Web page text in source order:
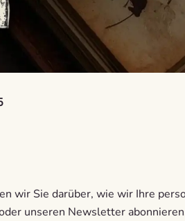
wir Sie darüber, wie wir Ihre
unseren Newsletter